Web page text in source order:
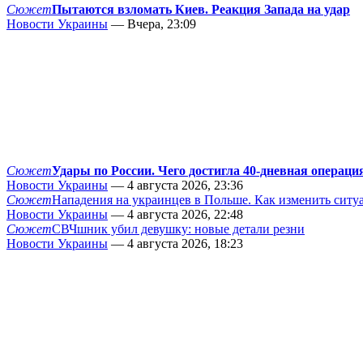
СюжетПытаются взломать Киев. Реакция Запада на удар
Новости Украины — Вчера, 23:09
СюжетУдары по России. Чего достигла 40-дневная
Новости Украины — 4 августа 2026, 23:36
СюжетНападения на украинцев в Польше. Как изменить
Новости Украины — 4 августа 2026, 22:48
СюжетСВЧшник убил девушку: новые детали резни
Новости Украины — 4 августа 2026, 18:23